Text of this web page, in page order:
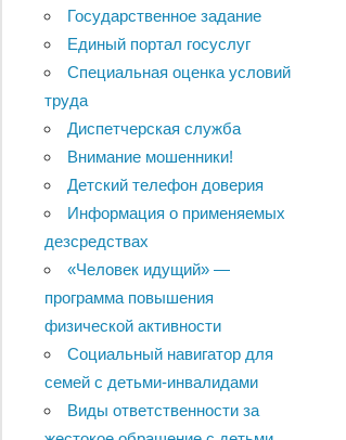
Государственное задание
Единый портал госуслуг
Специальная оценка условий
труда
Диспетчерская служба
Внимание мошенники!
Детский телефон доверия
Информация о применяемых
дезсредствах
«Человек идущий» —
программа повышения
физической активности
Социальный навигатор для
семей с детьми-инвалидами
Виды ответственности за